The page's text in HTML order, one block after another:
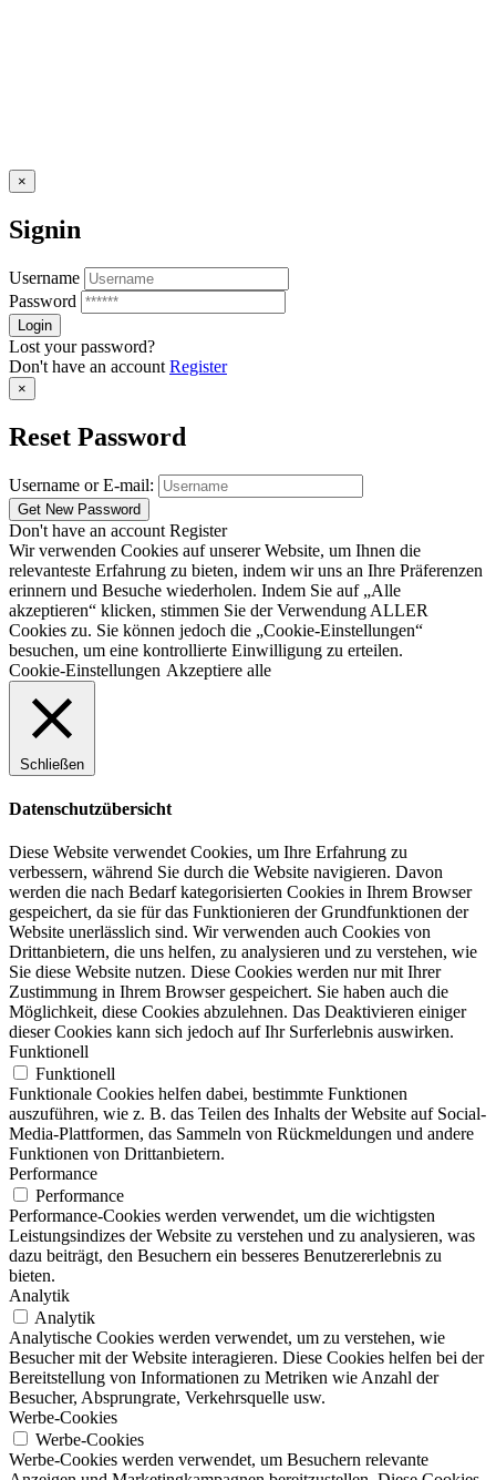
×
Signin
Username
Password
Lost your password?
Don't have an account Register
×
Reset Password
Username or E-mail:
Don't have an account Register
Wir verwenden Cookies auf unserer Website, um Ihnen die
relevanteste Erfahrung zu bieten, indem wir uns an Ihre Präferenzen
erinnern und Besuche wiederholen. Indem Sie auf „Alle
akzeptieren“ klicken, stimmen Sie der Verwendung ALLER
Cookies zu. Sie können jedoch die „Cookie-Einstellungen“
besuchen, um eine kontrollierte Einwilligung zu erteilen.
Cookie-Einstellungen Akzeptiere alle
Schließen
Datenschutzübersicht
Diese Website verwendet Cookies, um Ihre Erfahrung zu
verbessern, während Sie durch die Website navigieren. Davon
werden die nach Bedarf kategorisierten Cookies in Ihrem Browser
gespeichert, da sie für das Funktionieren der Grundfunktionen der
Website unerlässlich sind. Wir verwenden auch Cookies von
Drittanbietern, die uns helfen, zu analysieren und zu verstehen, wie
Sie diese Website nutzen. Diese Cookies werden nur mit Ihrer
Zustimmung in Ihrem Browser gespeichert. Sie haben auch die
Möglichkeit, diese Cookies abzulehnen. Das Deaktivieren einiger
dieser Cookies kann sich jedoch auf Ihr Surferlebnis auswirken.
Funktionell
Funktionell
Funktionale Cookies helfen dabei, bestimmte Funktionen
auszuführen, wie z. B. das Teilen des Inhalts der Website auf Social-
Media-Plattformen, das Sammeln von Rückmeldungen und andere
Funktionen von Drittanbietern.
Performance
Performance
Performance-Cookies werden verwendet, um die wichtigsten
Leistungsindizes der Website zu verstehen und zu analysieren, was
dazu beiträgt, den Besuchern ein besseres Benutzererlebnis zu
bieten.
Analytik
Analytik
Analytische Cookies werden verwendet, um zu verstehen, wie
Besucher mit der Website interagieren. Diese Cookies helfen bei der
Bereitstellung von Informationen zu Metriken wie Anzahl der
Besucher, Absprungrate, Verkehrsquelle usw.
Werbe-Cookies
Werbe-Cookies
Werbe-Cookies werden verwendet, um Besuchern relevante